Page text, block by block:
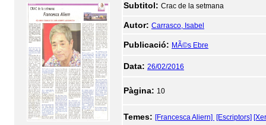
Subtitol: Crac de la setmana
Autor: Carrasco, Isabel
Publicació: MÃ©s Ebre
Data: 26/02/2016
Pàgina: 10
Temes: [Francesca Aliern] [Escriptors]